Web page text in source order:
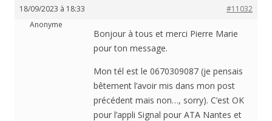
18/09/2023 à 18:33
#11032
Anonyme
Bonjour à tous et merci Pierre Marie
pour ton message.
Mon tél est le 0670309087 (je pensais
bêtement l’avoir mis dans mon post
précédent mais non…, sorry). C’est OK
pour l’appli Signal pour ATA Nantes et